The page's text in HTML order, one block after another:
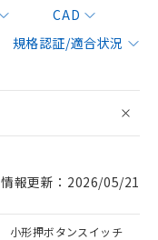
CAD
規格認証/適合状況
情報更新：2026/05/21
小形押ボタンスイッチ